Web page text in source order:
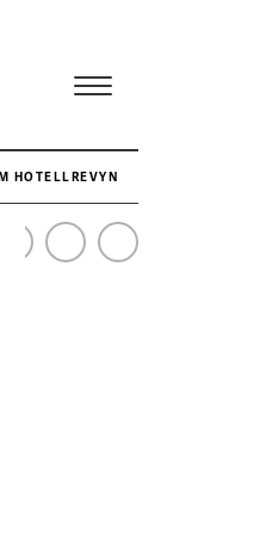
HOTELLREVYN
REKORD I SIMPELHET